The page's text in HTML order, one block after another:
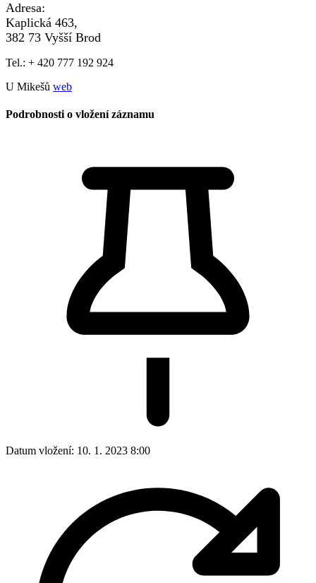
Adresa:
Kaplická 463,
382 73 Vyšší Brod
Tel.: + 420 777 192 924
U Mikešů web
Podrobnosti o vložení záznamu
Datum vložení: 10. 1. 2023 8:00